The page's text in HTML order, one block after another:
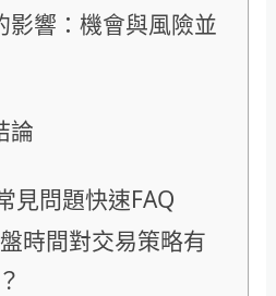
影響：機會與風險並
論
見問題快速FAQ
時間對交易策略有